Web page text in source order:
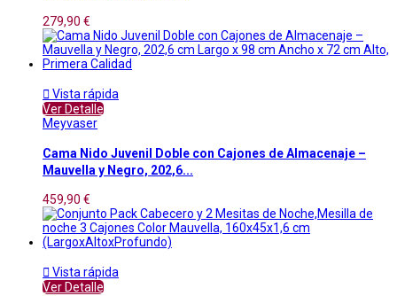
279,90 €
 Vista rápida
Ver Detalle
Meyvaser
Cama Nido Juvenil Doble con Cajones de Almacenaje –
Mauvella y Negro, 202,6...
459,90 €
 Vista rápida
Ver Detalle